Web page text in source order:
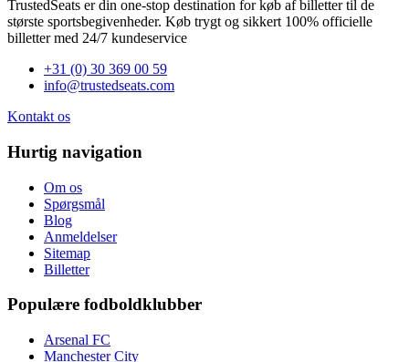
TrustedSeats er din one-stop destination for køb af billetter til de
største sportsbegivenheder. Køb trygt og sikkert 100% officielle
billetter med 24/7 kundeservice
+31 (0) 30 369 00 59
info@trustedseats.com
Kontakt os
Hurtig navigation
Om os
Spørgsmål
Blog
Anmeldelser
Sitemap
Billetter
Populære fodboldklubber
Arsenal FC
Manchester City